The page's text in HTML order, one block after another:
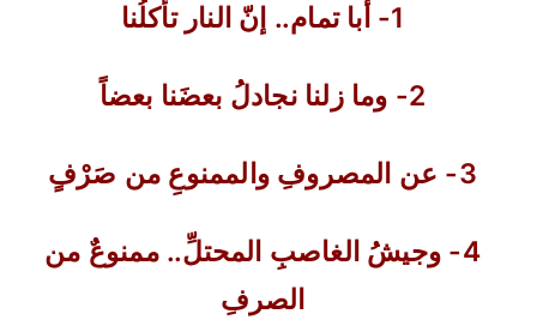
1- أبا تمام.. إنّ النار تأكلُنا
2- وما زلنا نجادلُ بعضَنا بعضاً
3- عن المصروفِ والممنوعِ من صَرْفٍ
4- وجيشُ الغاصبِ المحتلِّ.. ممنوعٌ من
الصرفِ